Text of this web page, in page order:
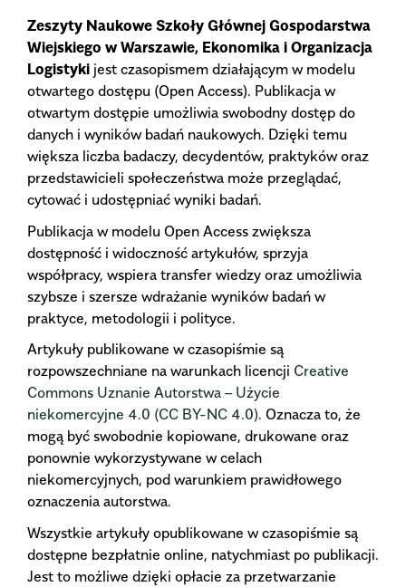
Zeszyty Naukowe Szkoły Głównej Gospodarstwa
Wiejskiego w Warszawie, Ekonomika i Organizacja
Logistyki jest czasopismem działającym w modelu
otwartego dostępu (Open Access). Publikacja w
otwartym dostępie umożliwia swobodny dostęp do
danych i wyników badań naukowych. Dzięki temu
większa liczba badaczy, decydentów, praktyków oraz
przedstawicieli społeczeństwa może przeglądać,
cytować i udostępniać wyniki badań.
Publikacja w modelu Open Access zwiększa
dostępność i widoczność artykułów, sprzyja
współpracy, wspiera transfer wiedzy oraz umożliwia
szybsze i szersze wdrażanie wyników badań w
praktyce, metodologii i polityce.
Artykuły publikowane w czasopiśmie są
rozpowszechniane na warunkach licencji Creative
Commons Uznanie Autorstwa – Użycie
niekomercyjne 4.0 (CC BY-NC 4.0). Oznacza to, że
mogą być swobodnie kopiowane, drukowane oraz
ponownie wykorzystywane w celach
niekomercyjnych, pod warunkiem prawidłowego
oznaczenia autorstwa.
Wszystkie artykuły opublikowane w czasopiśmie są
dostępne bezpłatnie online, natychmiast po publikacji.
Jest to możliwe dzięki opłacie za przetwarzanie